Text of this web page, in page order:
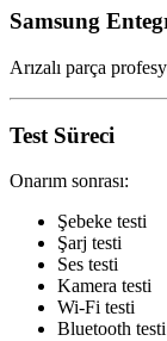
Samsung
Arızalı parça
Test Süreci
Onarım sonrası:
Şebeke testi
Şarj testi
Ses testi
Kamera testi
Wi-Fi testi
Bluetooth testi